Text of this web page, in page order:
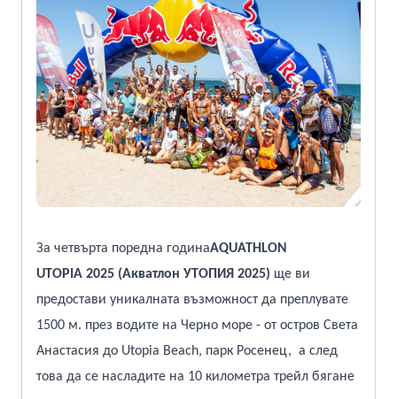
За четвърта поредна годинаAQUATHLON
UTOPIA 2025 (Акватлон УТОПИЯ 2025) ще ви
предостави уникалната възможност да преплувате
1500 м. през водите на Черно море - от остров Света
Анастасия до Utopia Beach, парк Росенец, а след
това да се насладите на 10 километра трейл бягане